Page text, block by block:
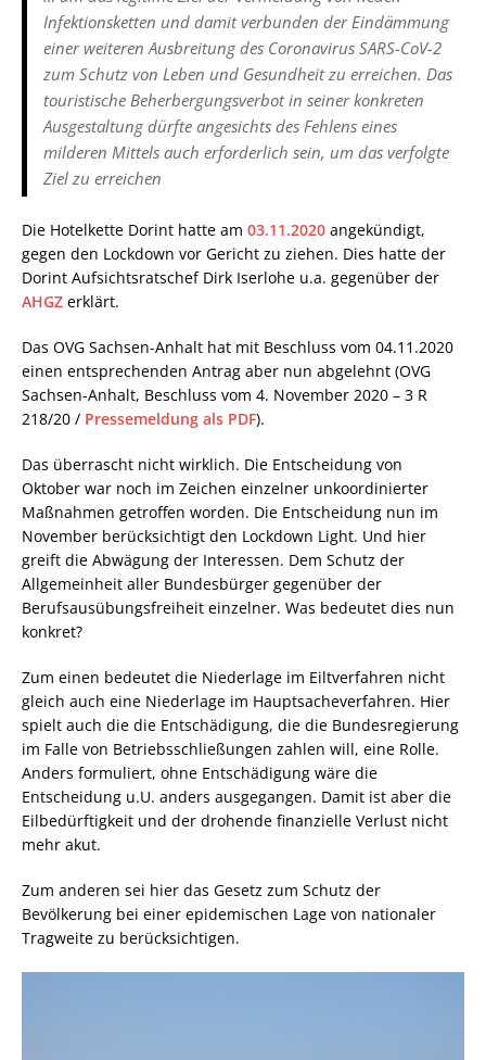
Infektionsketten und damit verbunden der Eindämmung
einer weiteren Ausbreitung des Coronavirus SARS-CoV-2
zum Schutz von Leben und Gesundheit zu erreichen. Das
touristische Beherbergungsverbot in seiner konkreten
Ausgestaltung dürfte angesichts des Fehlens eines
milderen Mittels auch erforderlich sein, um das verfolgte
Ziel zu erreichen
Die Hotelkette Dorint hatte am 03.11.2020 angekündigt,
gegen den Lockdown vor Gericht zu ziehen. Dies hatte der
Dorint Aufsichtsratschef Dirk Iserlohe u.a. gegenüber der
AHGZ erklärt.
Das OVG Sachsen-Anhalt hat mit Beschluss vom 04.11.2020
einen entsprechenden Antrag aber nun abgelehnt (OVG
Sachsen-Anhalt, Beschluss vom 4. November 2020 – 3 R
218/20 / Pressemeldung als PDF).
Das überrascht nicht wirklich. Die Entscheidung von
Oktober war noch im Zeichen einzelner unkoordinierter
Maßnahmen getroffen worden. Die Entscheidung nun im
November berücksichtigt den Lockdown Light. Und hier
greift die Abwägung der Interessen. Dem Schutz der
Allgemeinheit aller Bundesbürger gegenüber der
Berufsausübungsfreiheit einzelner. Was bedeutet dies nun
konkret?
Zum einen bedeutet die Niederlage im Eiltverfahren nicht
gleich auch eine Niederlage im Hauptsacheverfahren. Hier
spielt auch die die Entschädigung, die die Bundesregierung
im Falle von Betriebsschließungen zahlen will, eine Rolle.
Anders formuliert, ohne Entschädigung wäre die
Entscheidung u.U. anders ausgegangen. Damit ist aber die
Eilbedürftigkeit und der drohende finanzielle Verlust nicht
mehr akut.
Zum anderen sei hier das Gesetz zum Schutz der
Bevölkerung bei einer epidemischen Lage von nationaler
Tragweite zu berücksichtigen.